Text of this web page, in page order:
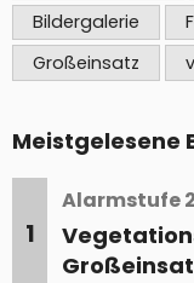
Bildergalerie
Großeinsatz
Meistgelesene
1
Alarmstufe 2